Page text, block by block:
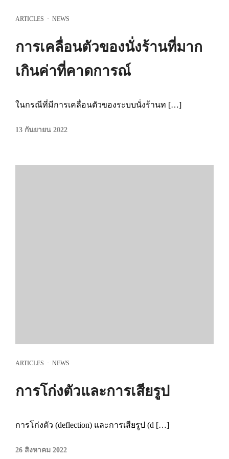
ARTICLES · NEWS
การเคลื่อนตัวของนั่งร้านที่มาก
เกินค่าที่คาดการณ์
ในกรณีที่มีการเคลื่อนตัวของระบบนั่งร้านท […]
13 กันยายน 2022
ARTICLES · NEWS
การโก่งตัวและการเสียรูป
การโก่งตัว (deflection) และการเสียรูป (d […]
26 สิงหาคม 2022